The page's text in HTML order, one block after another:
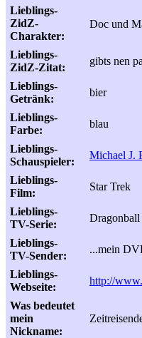
Lieblings-
ZidZ-
Charakter:
Doc und
Lieblings-
ZidZ-Zitat:
gibts nen
Lieblings-
Getränk:
bier
Lieblings-
Farbe:
blau
Lieblings-
Schauspieler:
Michael J.
Lieblings-
Film:
Star Trek
Lieblings-
TV-Serie:
Dragonball
Lieblings-
TV-Sender:
...mein
Lieblings-
Webseite:
http://
Was bedeutet
mein
Nickname: